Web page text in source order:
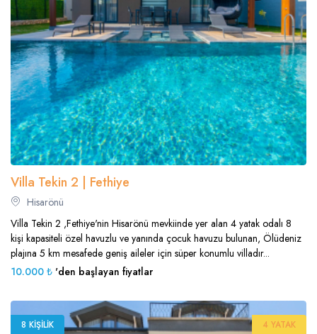
Villa Tekin 2 | Fethiye
Hisarönü
Villa Tekin 2 ,Fethiye'nin Hisarönü mevkiinde yer alan 4 yatak odalı 8
kişi kapasiteli özel havuzlu ve yanında çocuk havuzu bulunan, Ölüdeniz
plajına 5 km mesafede geniş aileler için süper konumlu villadır...
10.000 ₺ 'den başlayan fiyatlar
8 KIŞILIK 4 YATAK